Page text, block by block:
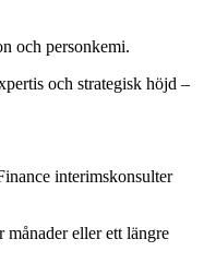
och personkemi.
och strategisk höjd –
interimskonsulter
eller ett längre